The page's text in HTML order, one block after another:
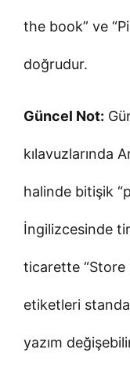
the book” ve
doğrudur.
Güncel Not:
kılavuzlarında
halinde bitişik
İngilizcesinde
ticarette “Store
etiketleri
yazım